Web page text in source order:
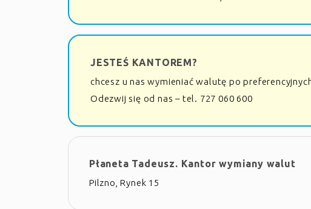
JESTEŚ KANTOREM?
chcesz u nas wymieniać walutę po
Odezwij się od nas – tel. 727 060 600
Płaneta Tadeusz. Kantor wymiany walut
Pilzno, Rynek 15